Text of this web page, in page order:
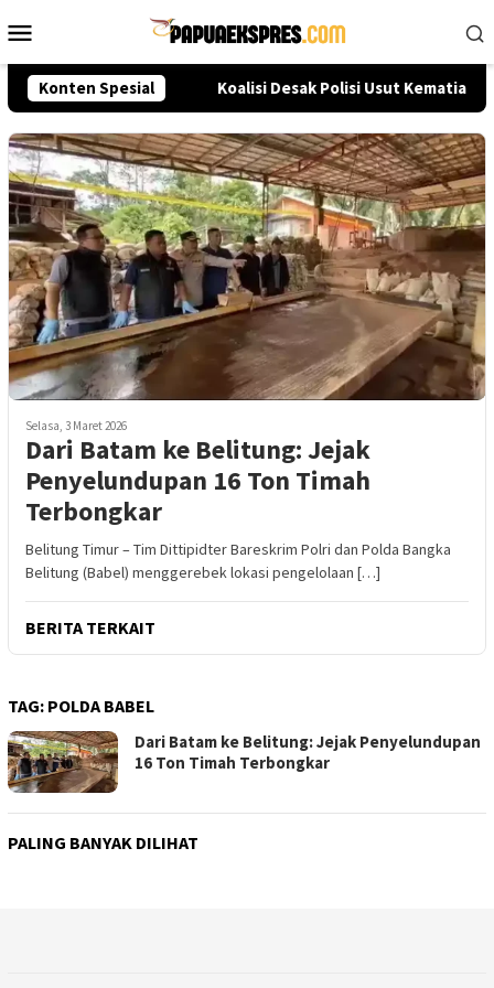
ke
Mobile
Konten Spesial
Akpol 2026 Koalisi Desak Polisi Usut Kematian
Selasa, 3 Maret 2026
Dari Batam ke Belitung: Jejak
Penyelundupan 16 Ton Timah
Terbongkar
Belitung Timur – Tim Dittipidter Bareskrim Polri dan Polda Bangka
Belitung (Babel) menggerebek lokasi pengelolaan […]
BERITA TERKAIT
TAG: POLDA BABEL
Dari Batam ke Belitung: Jejak Penyelundupan
16 Ton Timah Terbongkar
PALING BANYAK DILIHAT